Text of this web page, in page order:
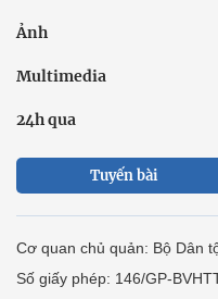
Ảnh
Multimedia
24h qua
Tuyến bài
Cơ quan chủ quản: Bộ Dân
Số giấy phép: 146/GP-